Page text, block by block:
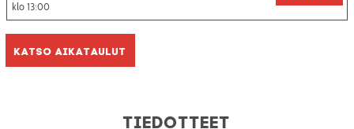
13:00
Katso aikataulut
Tiedotteet